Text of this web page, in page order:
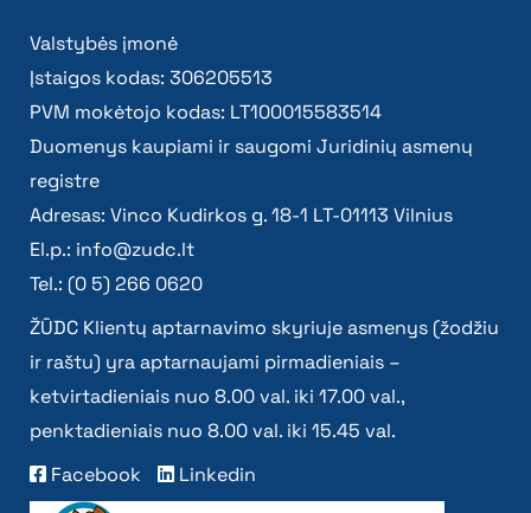
Valstybės įmonė
Įstaigos kodas: 306205513
PVM mokėtojo kodas: LT100015583514
Duomenys kaupiami ir saugomi Juridinių asmenų
registre
Adresas: Vinco Kudirkos g. 18-1 LT-01113 Vilnius
El.p.: info@zudc.lt
Tel.: (0 5) 266 0620
ŽŪDC Klientų aptarnavimo skyriuje asmenys (žodžiu
ir raštu) yra aptarnaujami pirmadieniais –
ketvirtadieniais nuo 8.00 val. iki 17.00 val.,
penktadieniais nuo 8.00 val. iki 15.45 val.
Facebook
Linkedin